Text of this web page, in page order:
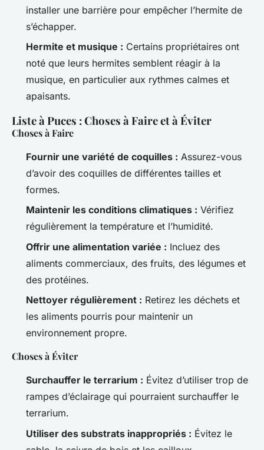
installer une barrière pour empêcher l’hermite de
s’échapper.
Hermite et musique : Certains propriétaires ont
noté que leurs hermites semblent réagir à la
musique, en particulier aux rythmes calmes et
apaisants.
Liste à Puces : Choses à Faire et à Éviter
Choses à Faire
Fournir une variété de coquilles : Assurez-vous
d’avoir des coquilles de différentes tailles et
formes.
Maintenir les conditions climatiques : Vérifiez
régulièrement la température et l’humidité.
Offrir une alimentation variée : Incluez des
aliments commerciaux, des fruits, des légumes et
des protéines.
Nettoyer régulièrement : Retirez les déchets et
les aliments pourris pour maintenir un
environnement propre.
Choses à Éviter
Surchauffer le terrarium : Évitez d’utiliser trop de
rampes d’éclairage qui pourraient surchauffer le
terrarium.
Utiliser des substrats inappropriés : Évitez le